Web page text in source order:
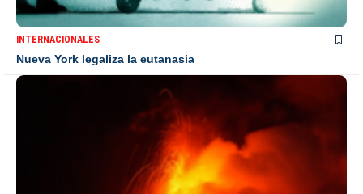
INTERNACIONALES
Nueva York legaliza la eutanasia